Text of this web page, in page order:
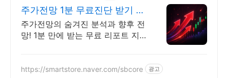
주가전망 1분 무료진단 받기 가
입즉시 무료리포트 100%
주가전망의 숨겨진 분석과 향후 전
망! 1분 만에 받는 무료 리포트 지
https://smartstore.naver.com/sbcore 광고